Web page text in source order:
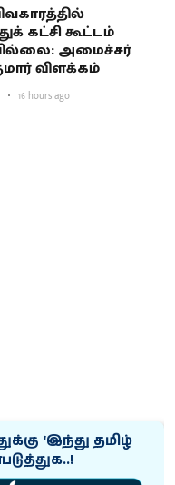
கட்சி கூட்டம்
அமைச்சர்
விளக்கம்
16 hours ago
‘இந்து தமிழ்